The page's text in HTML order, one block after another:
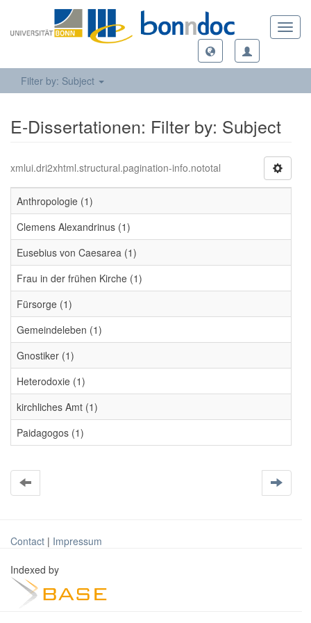
Filter by: Subject
E-Dissertationen: Filter by: Subject
xmlui.dri2xhtml.structural.pagination-info.nototal
Anthropologie (1)
Clemens Alexandrinus (1)
Eusebius von Caesarea (1)
Frau in der frühen Kirche (1)
Fürsorge (1)
Gemeindeleben (1)
Gnostiker (1)
Heterodoxie (1)
kirchliches Amt (1)
Paidagogos (1)
Contact | Impressum
Indexed by